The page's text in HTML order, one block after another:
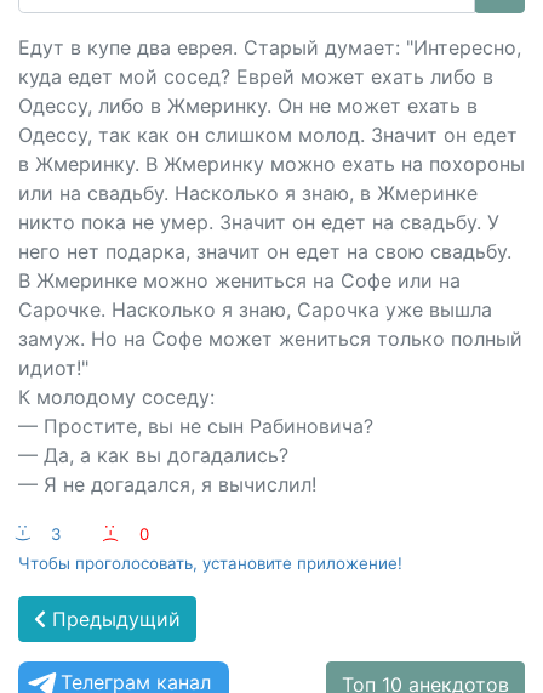
Едут в купе два еврея. Старый думает: "Интересно,
куда едет мой сосед? Еврей может ехать либо в
Одессу, либо в Жмеринку. Он не может ехать в
Одессу, так как он слишком молод. Значит он едет
в Жмеринку. В Жмеринку можно ехать на похороны
или на свадьбу. Насколько я знаю, в Жмеринке
никто пока не умер. Значит он едет на свадьбу. У
него нет подарка, значит он едет на свою свадьбу.
В Жмеринке можно жениться на Софе или на
Сарочке. Насколько я знаю, Сарочка уже вышла
замуж. Но на Софе может жениться только полный
идиот!"
К молодому соседу:
— Простите, вы не сын Рабиновича?
— Да, а как вы догадались?
— Я не догадался, я вычислил!
:-) 3 :-(
0
Чтобы проголосовать, установите приложение!
Предыдущий
Телеграм канал Топ 10 анекдотов